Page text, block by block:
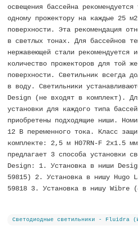
освещения бассейна рекомендуется
одному прожектору на каждые 25
поверхности. Эта рекомендация
в светлых тонах. Для бассейнов
нержавеющей стали рекомендуется
количество прожекторов для той
поверхности. Светильник всегда
в воду. Светильники
Design (не входят в комплект).
установки для каждого типа
приобретены подходящие ниши.
12 В переменного тока. Класс
комплекте: 2,5 м H07RN-F 2x1.5
предлагает 3 способа установки
Design: 1. Установка в ниши
59815) 2. Установка в нишу Hugo
59818 3. Установка в нишу Wibre
Светодиодные светильники - Fluidra